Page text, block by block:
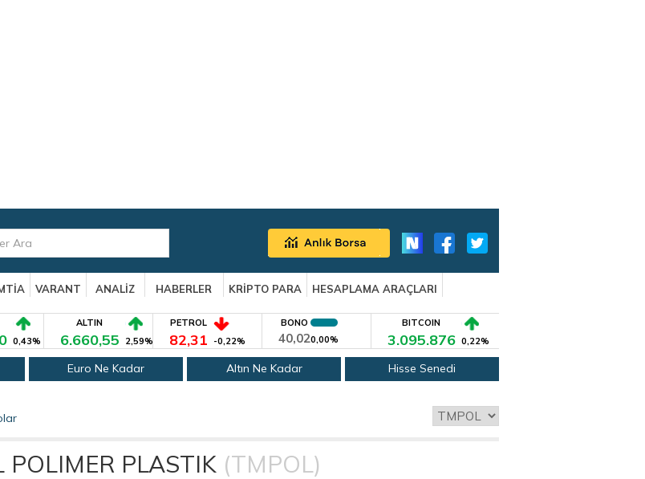
VARANT ANALİZ HABERLER KRİPTO PARA
HESAPLAMA ARAÇLARI
0,43%
ALTIN
6.660,55 2,59%
PETROL
82,31 -0,22%
BONO
40,020,00%
BITCOIN
3.095.876 0,22%
Euro Ne Kadar Altın Ne Kadar Hisse Senedi
POLIMER PLASTIK (TMPOL)